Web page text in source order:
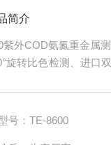
简介
紫外COD氨氮重金属
旋转比色检测、进口
号：TE-8600